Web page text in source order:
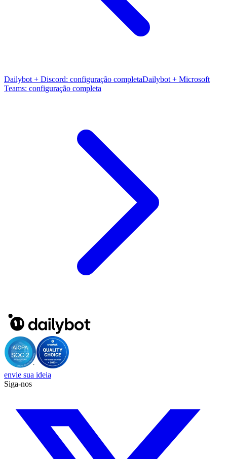
Dailybot + Discord: configuração completaDailybot + Microsoft
Teams: configuração completa
envie sua ideia
Siga-nos